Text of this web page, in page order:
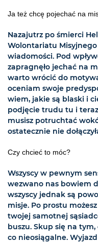
Ja też chcę pojechać na
Nazajutrz po śmierci
Wolontariatu
wiadomości. Pod
zapragnęło jechać na
warto wrócić do
oceniam swoje
wiem, jakie są blaski i
podjęcie trudu tu i
musisz potruchtać
ostatecznie nie
Czy chcieć to móc?
Wszyscy w pewnym
wezwano nas bowiem
wszyscy jednak są
misje. Po prostu
twojej samotnej
buszu. Skup się na
co nieosiągalne.